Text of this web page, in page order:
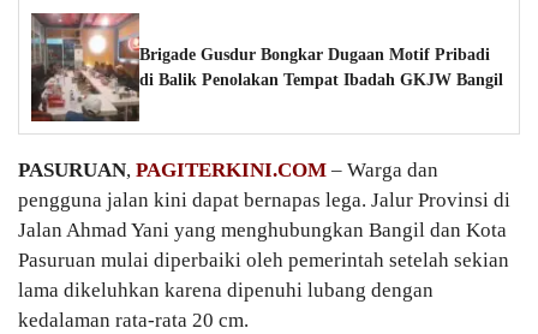
Brigade Gusdur Bongkar Dugaan Motif Pribadi
di Balik Penolakan Tempat Ibadah GKJW Bangil
PASURUAN, PAGITERKINI.COM – Warga dan
pengguna jalan kini dapat bernapas lega. Jalur Provinsi di
Jalan Ahmad Yani yang menghubungkan Bangil dan Kota
Pasuruan mulai diperbaiki oleh pemerintah setelah sekian
lama dikeluhkan karena dipenuhi lubang dengan
kedalaman rata-rata 20 cm.